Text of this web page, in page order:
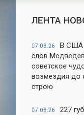
ЛЕНТА
07.08.26
В США
слов
советское
возмездия до
строю
07.08.26
227